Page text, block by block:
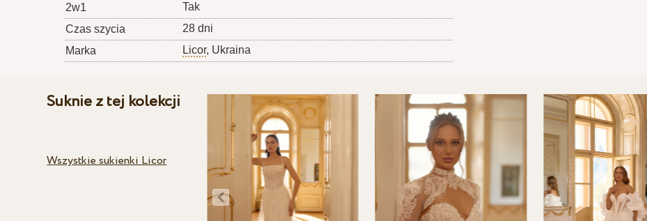
2w1
Tak
Czas szycia
28 dni
Marka
Licor, Ukraina
Suknie z tej kolekcji
Wszystkie sukienki Licor